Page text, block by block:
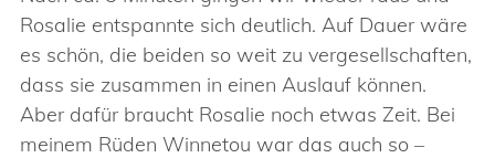
Rosalie entspannte sich deutlich. Auf Dauer wäre
es schön, die beiden so weit zu vergesellschaften,
dass sie zusammen in einen Auslauf können.
Aber dafür braucht Rosalie noch etwas Zeit. Bei
meinem Rüden Winnetou war das auch so –